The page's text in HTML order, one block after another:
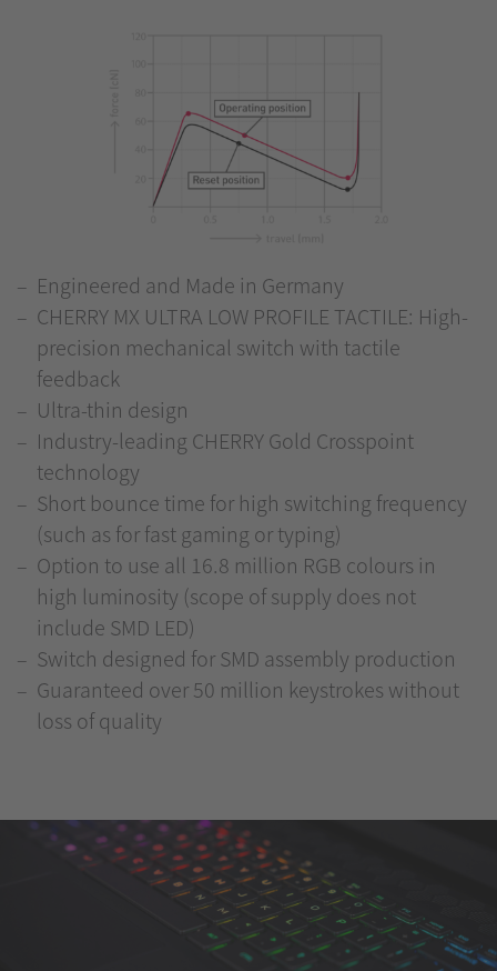
Engineered and Made in Germany
CHERRY MX ULTRA LOW PROFILE TACTILE: High-
precision mechanical switch with tactile
feedback
Ultra-thin design
Industry-leading CHERRY Gold Crosspoint
technology
Short bounce time for high switching frequency
(such as for fast gaming or typing)
Option to use all 16.8 million RGB colours in
high luminosity (scope of supply does not
include SMD LED)
Switch designed for SMD assembly production
Guaranteed over 50 million keystrokes without
loss of quality